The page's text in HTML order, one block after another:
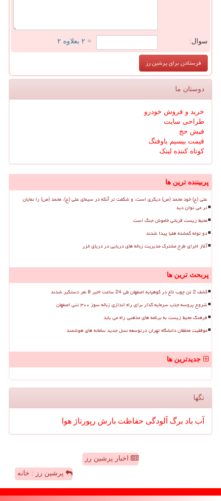
سوال: = ۲ بعلاوه ۲
دوستان ما
خرید و فروش خودرو
طراحی سایت
فیش حج
قیمت بیسیم باوفنگ
کوتاه کننده لینک
پربیننده ترین ها
علی (ع) خود محمد (ص) دیگری است، و شگفت تر آنکه در سیمای علی (ع)، محمد (ص) را نمایان
تر می توان دید
محیط زیست قربانی خاموش جنگ است
دو توله گمشده هلیا پیدا شدند
آغاز اجرای طرح مشترک مدیریت زباله های دریایی در دریای خزر
پربحث ترین ها
کشف 2 تن چوب تاغ در کوهپایه اصفهان طی 24 ساعت اخیر 8 نفر دستگیر شدند
شروع پروسه جذب سرمایه گذار برای راه اندازی زباله سوز ۳۰۰ تنی اصفهان
فرهنگ محیط زیست به برنامه های مذهبی راه می یابد
موفقیت محققان دانشگاه تهران درتوسعه نسل جدید سامانه های هوشمند
جدیدترین ها
تگها
آب باد برگ آلودگی حفاظت بارش رپورتاژ هوا
اخبار پرشین رز
پرشین رز : خانه